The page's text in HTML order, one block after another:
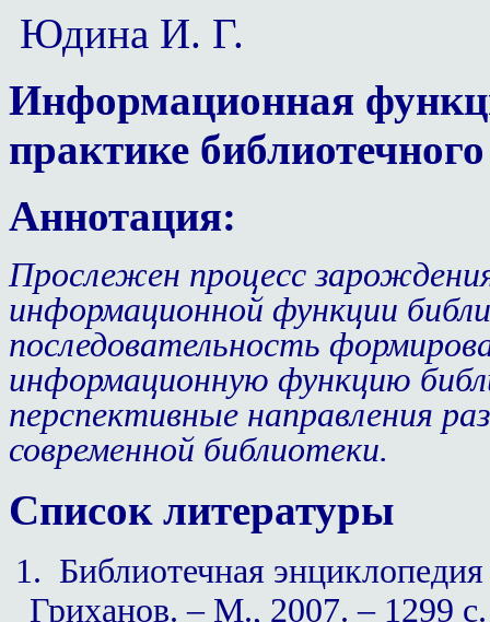
Юдина И. Г.
Информационная
практике
Аннотация:
Прослежен процесс
информационной функции
последовательность
информационную функцию
перспективные направления
современной библиотеки.
Список литературы
1. Библиотечная
Гриханов. – М., 2007. – 1299 с.